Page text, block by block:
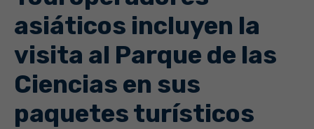
asiáticos incluyen la
visita al Parque de las
Ciencias en sus
paquetes turísticos